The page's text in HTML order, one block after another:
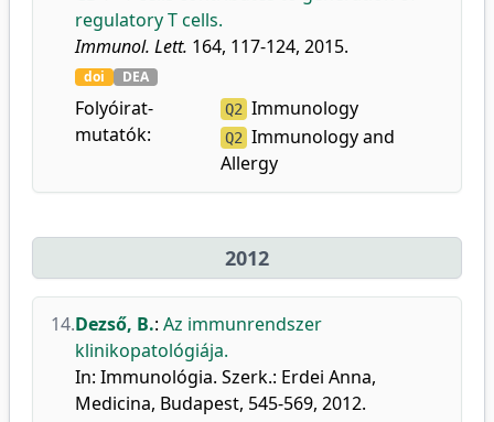
regulatory T cells.
Immunol. Lett. 164, 117-124, 2015.
doi DEA
Folyóirat-
mutatók:
Q2 Immunology
Q2 Immunology and
Allergy
2012
14.Dezső, B.: Az immunrendszer
klinikopatológiája.
In: Immunológia. Szerk.: Erdei Anna,
Medicina, Budapest, 545-569, 2012.